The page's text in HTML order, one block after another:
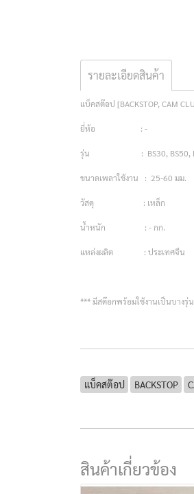
รายละเอียดสินค้า
แบ็คสต๊อป [BACKSTOP, CAM
ยี่ห้อ : -
รุ่น : BS30, BS50,
ขนาดเพลาใช้งาน : 25-60 มม.
วัสดุ : เหล็ก
น้ำหนัก : - กก.
แหล่งผลิต : ประเทศจีน
*** มีสต๊อกพร้อมใช้งานเป็นบางรุ่น
แบ็คสต๊อป BACKSTOP
สินค้าเกี่ยวข้อง